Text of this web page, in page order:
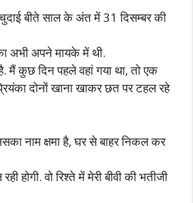
बीते साल के अंत में 31 दिसम्बर की
अभी अपने मायके में थी.
मैं कुछ दिन पहले वहां गया था, तो एक
दोनों खाना खाकर छत पर टहल रहे
नाम क्षमा है, घर से बाहर निकल कर
होगी. वो रिश्ते में मेरी बीवी की भतीजी